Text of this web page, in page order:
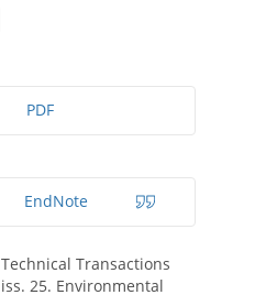
PDF
EndNote
Technical Transactions
iss. 25. Environmental